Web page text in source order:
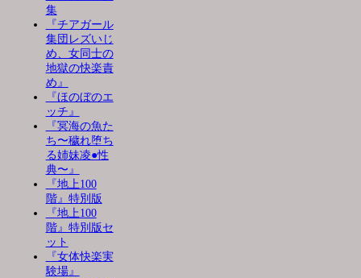
集
『チアガール
集団レズいじ
め、女同士の
地獄の快楽責
め』
『ほのぼのエ
ッチ』
『冥海の魚た
ち〜穢れ堕ち
る姉妹凌●性
典〜』
『地上100
階』特別版
『地上100
階』特別版セ
ット
『女体快楽実
験場』